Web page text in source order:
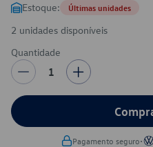
Estoque: Últimas unidades
2 unidades disponíveis
Quantidade
1
Pagamento seguro•